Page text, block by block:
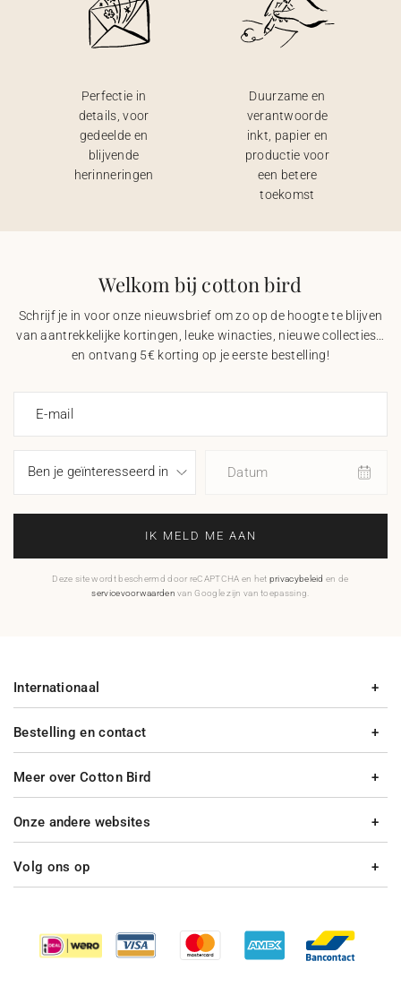
Perfectie in
details, voor
gedeelde en
blijvende
herinneringen
Duurzame en
verantwoorde
inkt, papier en
productie voor
een betere
toekomst
Welkom bij cotton bird
Schrijf je in voor onze nieuwsbrief om zo op de hoogte te blijven
van aantrekkelijke kortingen, leuke winacties, nieuwe collecties…
en ontvang 5€ korting op je eerste bestelling!
E-mail
Datum
IK MELD ME AAN
Deze site wordt beschermd door reCAPTCHA en het privacybeleid en de
servicevoorwaarden van Google zijn van toepassing.
Bestelling en contact
Meer over Cotton Bird
Internationaal
Onze andere websites
Volg ons op